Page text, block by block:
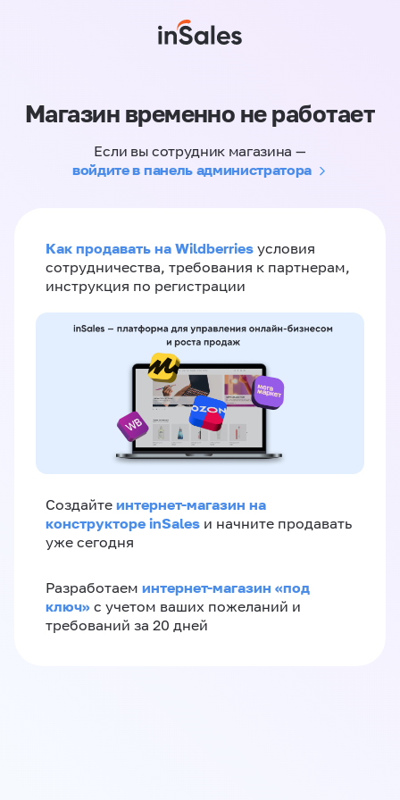
Магазин временно не работает
Если вы сотрудник магазина —
войдите в панель администратора
Как продавать на Wildberries условия
сотрудничества, требования к партнерам,
инструкция по регистрации
Создайте интернет-магазин на
конструкторе inSales и начните продавать
уже сегодня
Разработаем интернет-магазин «‎под
ключ»‎ с учетом ваших пожеланий и
требований за 20 дней